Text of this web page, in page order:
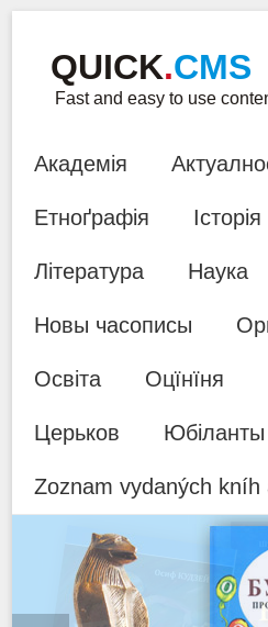
QUICK.CMS
Fast and easy to use
Академія
Етноґрафія Історія
Література Наука
Новы часописы
Освіта Оцїнїня
Церьков Юбіланты
Zoznam vydaných kníh